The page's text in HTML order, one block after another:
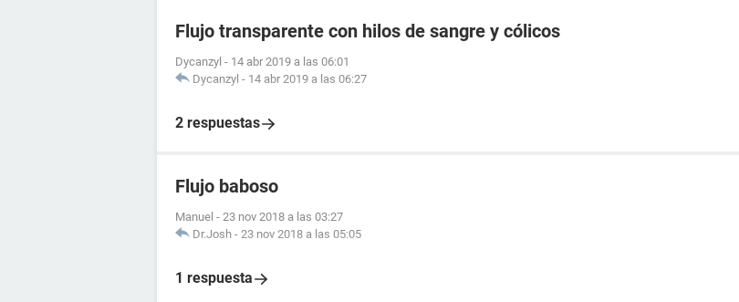
Flujo transparente con hilos de sangre y cólicos
Dycanzyl - 14 abr 2019 a las 06:01
Dycanzyl - 14 abr 2019 a las 06:27
2 respuestas
Flujo baboso
Manuel - 23 nov 2018 a las 03:27
Dr.Josh - 23 nov 2018 a las 05:05
1 respuesta